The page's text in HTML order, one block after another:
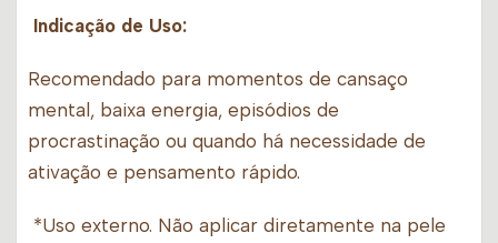
Indicação de Uso:
Recomendado para momentos de cansaço
mental, baixa energia, episódios de
procrastinação ou quando há necessidade de
ativação e pensamento rápido.
*Uso externo. Não aplicar diretamente na pele